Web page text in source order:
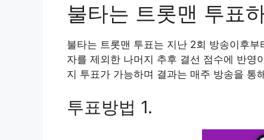
불타는 트롯맨 투표
불타는 트롯맨 투표는 지난 2회 방송이후
자를 제외한 나머지 추후 결선 점수에 반영
지 투표가 가능하며 결과는 매주 방송을 통
투표방법 1.